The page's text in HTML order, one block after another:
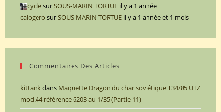
cyclesurSOUS-MARIN TORTUE il y a 1 année
calogero surSOUS-MARIN TORTUE il y a 1 année et 1 mois
Commentaires Des Articles
kittankdans Maquette Dragon du char soviétique T34/85 UTZ
mod.44 référence 6203 au 1/35 (Partie 11)